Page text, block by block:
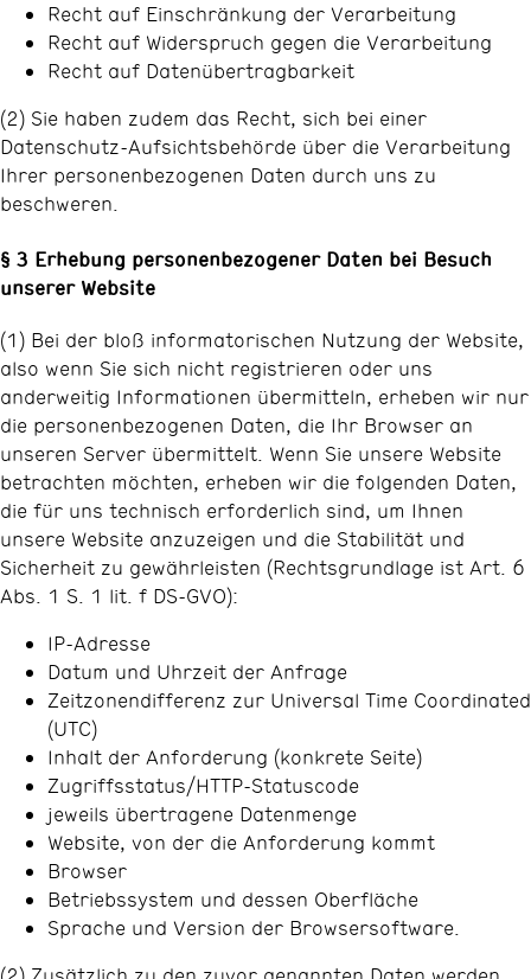
Recht auf Einschränkung der Verarbeitung
Recht auf Widerspruch gegen die Verarbeitung
Recht auf Datenübertragbarkeit
(2) Sie haben zudem das Recht, sich bei einer
Datenschutz-Aufsichtsbehörde über die Verarbeitung
Ihrer personenbezogenen Daten durch uns zu
beschweren.
§ 3 Erhebung personenbezogener Daten bei Besuch
unserer Website
(1) Bei der bloß informatorischen Nutzung der Website,
also wenn Sie sich nicht registrieren oder uns
anderweitig Informationen übermitteln, erheben wir nur
die personenbezogenen Daten, die Ihr Browser an
unseren Server übermittelt. Wenn Sie unsere Website
betrachten möchten, erheben wir die folgenden Daten,
die für uns technisch erforderlich sind, um Ihnen
unsere Website anzuzeigen und die Stabilität und
Sicherheit zu gewährleisten (Rechtsgrundlage ist Art. 6
Abs. 1 S. 1 lit. f DS-GVO):
IP-Adresse
Datum und Uhrzeit der Anfrage
Zeitzonendifferenz zur Universal Time Coordinated
(UTC)
Inhalt der Anforderung (konkrete Seite)
Zugriffsstatus/HTTP-Statuscode
jeweils übertragene Datenmenge
Website, von der die Anforderung kommt
Browser
Betriebssystem und dessen Oberfläche
Sprache und Version der Browsersoftware.